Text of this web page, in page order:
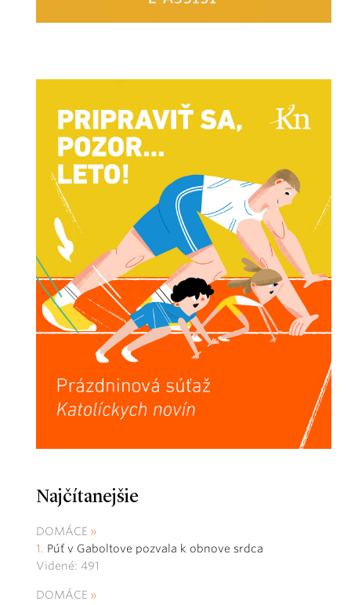
Najčítanejšie
DOMÁCE
Púť v Gaboltove pozvala k obnove srdca
Videné: 491
DOMÁCE